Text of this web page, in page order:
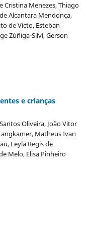
Cristina Menezes, Thiago
Alcantara Mendonça,
de Victo, Esteban
Zúñiga-Silví, Gerson
e crianças
Oliveira, João Vitor
Matheus Ivan
Leyla Regis de
Melo, Elisa Pinheiro